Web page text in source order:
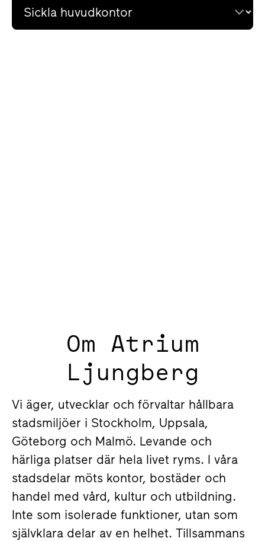
Om Atrium
Ljungberg
Vi äger, utvecklar och förvaltar hållbara
stadsmiljöer i Stockholm, Uppsala,
Göteborg och Malmö. Levande och
härliga platser där hela livet ryms. I våra
stadsdelar möts kontor, bostäder och
handel med vård, kultur och utbildning.
Inte som isolerade funktioner, utan som
självklara delar av en helhet. Tillsammans